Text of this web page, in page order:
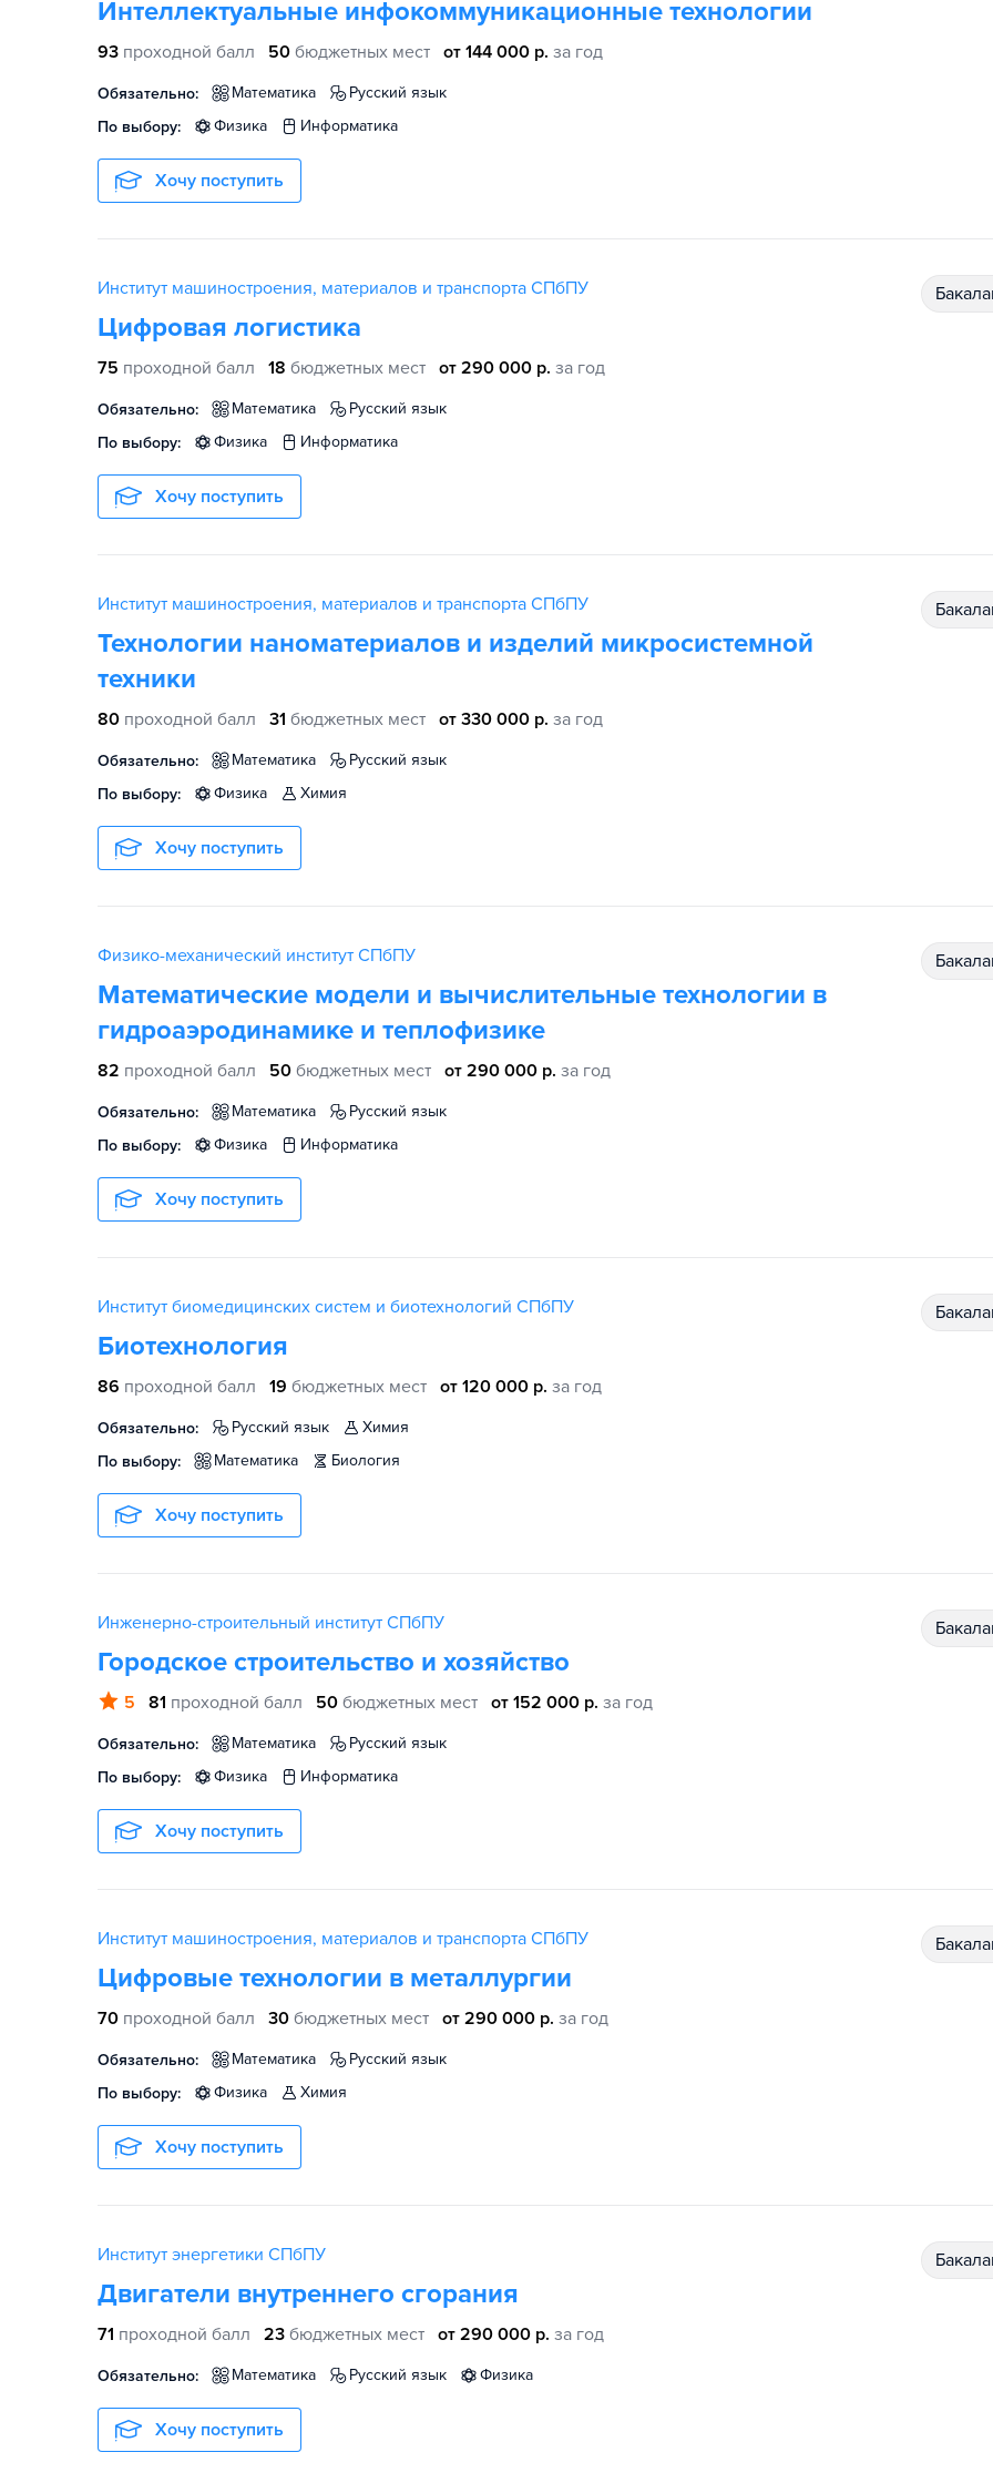
Интеллектуальные инфокоммуникационные технологии
93 проходной балл 50 бюджетных мест от 144 000 р. за год
Обязательно: математика
русский язык
По выбору:
физика информатика
Хочу поступить
Институт машиностроения, материалов и транспорта СПбПУ
Цифровая логистика
75 проходной балл 18 бюджетных мест от 290 000 р. за год
Обязательно: математика
русский язык
По выбору:
физика информатика
Хочу поступить
Институт машиностроения, материалов и транспорта СПбПУ
Технологии наноматериалов и изделий микросистемной
техники
80 проходной балл 31 бюджетных мест от 330 000 р. за год
Обязательно: математика
русский язык
По выбору:
физика химия
Хочу поступить
Физико-механический институт СПбПУ
Математические модели и вычислительные технологии в
гидроаэродинамике и теплофизике
82 проходной балл 50 бюджетных мест от 290 000 р. за год
Обязательно: математика
русский язык
По выбору:
физика информатика
Хочу поступить
Институт биомедицинских систем и биотехнологий СПбПУ
Биотехнология
86 проходной балл 19 бюджетных мест от 120 000 р. за год
Обязательно: русский язык
химия
По выбору:
математика биология
Хочу поступить
Инженерно-строительный институт СПбПУ
Городское строительство и хозяйство
5 81 проходной балл 50 бюджетных мест от 152 000 р. за год
Обязательно: математика
русский язык
По выбору:
физика информатика
Хочу поступить
Институт машиностроения, материалов и транспорта СПбПУ
Цифровые технологии в металлургии
70 проходной балл 30 бюджетных мест от 290 000 р. за год
Обязательно: математика
русский язык
По выбору:
физика химия
Хочу поступить
Институт энергетики СПбПУ
Двигатели внутреннего сгорания
71 проходной балл 23 бюджетных мест от 290 000 р. за год
Обязательно: математика русский язык физика
Хочу поступить